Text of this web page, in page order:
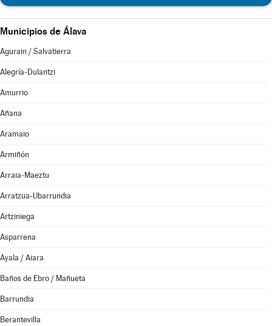
Municipios de Álava
Agurain / Salvatierra
Alegría-Dulantzi
Amurrio
Añana
Aramaio
Armiñón
Arraia-Maeztu
Arratzua-Ubarrundia
Artziniega
Asparrena
Ayala / Aiara
Baños de Ebro / Mañueta
Barrundia
Berantevilla